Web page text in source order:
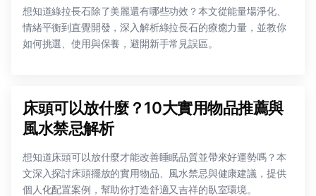
想知道綠拉長石除了美麗還有哪些功效？本文從能量場淨化、
情緒平衡到直覺開發，深入解析綠拉長石的療癒力量，並教你
如何挑選、使用與保養，避開新手常見誤區。
床頭可以放什麼？10大實用物品推薦與
風水禁忌解析
想知道床頭可以放什麼才能改善睡眠品質並帶來好運勢嗎？本
文深入探討床頭擺放的實用物品、風水禁忌與健康建議，提供
個人化配置案例，幫助你打造舒適又吉祥的臥室環境。